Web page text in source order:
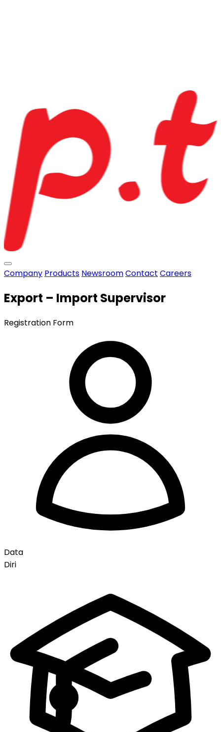
Toggle menu
Company Products NewsroomContact Careers
Export – Import Supervisor
Registration Form
Data
Diri